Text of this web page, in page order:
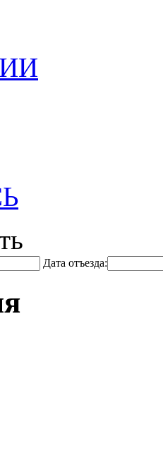
Дата отъезда: